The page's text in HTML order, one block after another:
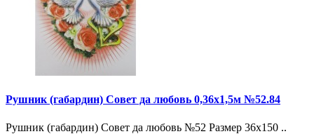
Рушник (габардин) Совет да любовь 0,36х1,5м №52.84
Рушник (габардин) Совет да любовь №52 Размер 36х150 ..